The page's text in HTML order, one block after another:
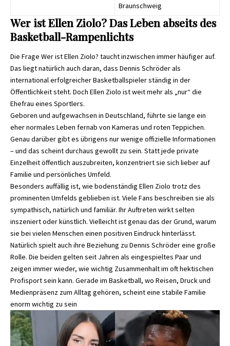
Braunschweig
Wer ist Ellen Ziolo? Das Leben abseits des
Basketball-Rampenlichts
Die Frage Wer ist Ellen Ziolo? taucht inzwischen immer häufiger auf.
Das liegt natürlich auch daran, dass Dennis Schröder als
international erfolgreicher Basketballspieler ständig in der
Öffentlichkeit steht. Doch Ellen Ziolo ist weit mehr als „nur“ die
Ehefrau eines Sportlers.
Geboren und aufgewachsen in Deutschland, führte sie lange ein
eher normales Leben fernab von Kameras und roten Teppichen.
Genau darüber gibt es übrigens nur wenige offizielle Informationen
– und das scheint durchaus gewollt zu sein. Statt jede private
Einzelheit öffentlich auszubreiten, konzentriert sie sich lieber auf
Familie und persönliches Umfeld.
Besonders auffällig ist, wie bodenständig Ellen Ziolo trotz des
prominenten Umfelds geblieben ist. Viele Fans beschreiben sie als
sympathisch, natürlich und familiär. Ihr Auftreten wirkt selten
inszeniert oder künstlich. Vielleicht ist genau das der Grund, warum
sie bei vielen Menschen einen positiven Eindruck hinterlässt.
Natürlich spielt auch ihre Beziehung zu Dennis Schröder eine große
Rolle. Die beiden gelten seit Jahren als eingespieltes Paar und
zeigen immer wieder, wie wichtig Zusammenhalt im oft hektischen
Profisport sein kann. Gerade im Basketball, wo Reisen, Druck und
Medienpräsenz zum Alltag gehören, scheint eine stabile Familie
enorm wichtig zu sein